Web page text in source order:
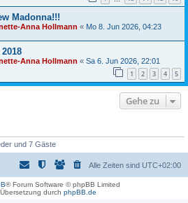
Madonna!!!
Anna Hollmann « Mo 8. Jun 2026, 04:23
Anna Hollmann « Sa 6. Jun 2026, 22:01
1 2 3 4 5
Gehe zu
und 7 Gäste
Alle Zeiten sind UTC+02:00
® Forum Software © phpBB Limited
durch phpBB.de